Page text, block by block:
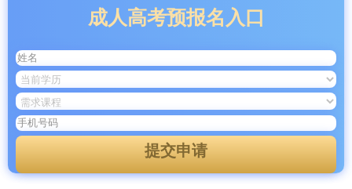
成人高考预报名入口
提交申请